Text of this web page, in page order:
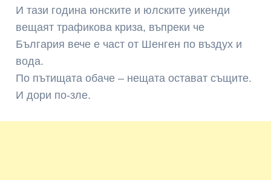
И тази година юнските и юлските уикенди
вещаят трафикова криза, въпреки че
България вече е част от Шенген по въздух и
вода.
По пътищата обаче – нещата остават същите.
И дори по-зле.